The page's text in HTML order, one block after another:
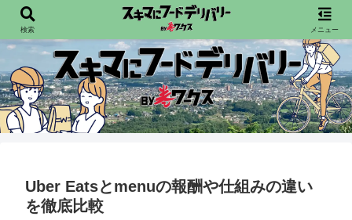
配達員向けフードデリバリー情報を発信宙
Uber Eatsとmenuの報酬や仕組みの違い
を徹底比較
検索 メニュー